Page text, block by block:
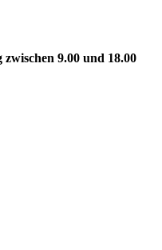
9.00 und 18.00